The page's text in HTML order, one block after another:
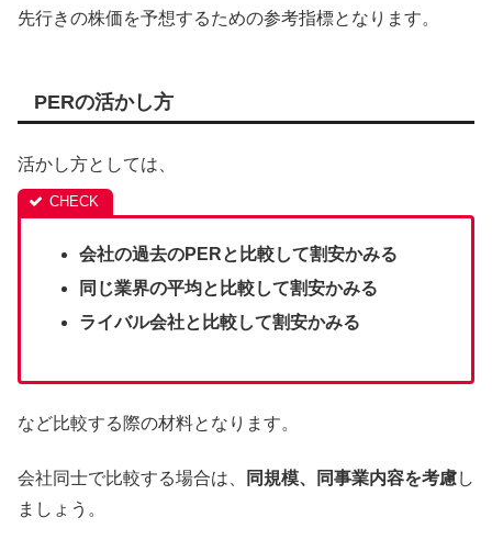
先行きの株価を予想するための参考指標となります。
PERの活かし方
活かし方としては、
会社の過去のPERと比較して割安かみる
同じ業界の平均と比較して割安かみる
ライバル会社と比較して割安かみる
など比較する際の材料となります。
会社同士で比較する場合は、 同規模、同事業内容を考慮し
ましょう。